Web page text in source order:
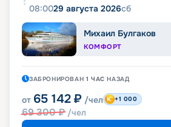
08:0029 августа 2026сб
Михаил Булгаков
КОМФОРТ
ЗАБРОНИРОВАН 1 ЧАС НАЗАД
от 65 142 ₽ /чел
69 300₽ /чел
+1 000